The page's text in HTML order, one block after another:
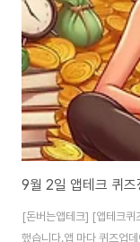
9월 2일 앱테크 퀴
[돈버는앱테크] [앱테크퀴
했습니다.앱 마다 퀴즈업